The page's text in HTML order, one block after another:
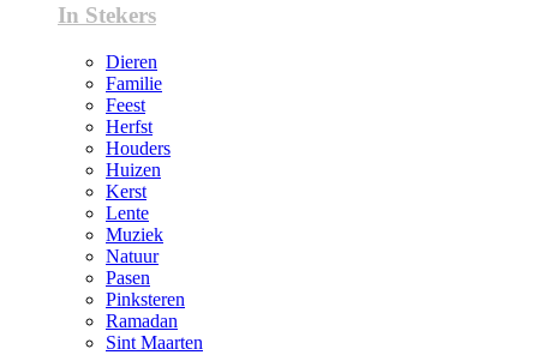
In Stekers
Dieren
Familie
Feest
Herfst
Houders
Huizen
Kerst
Lente
Muziek
Natuur
Pasen
Pinksteren
Ramadan
Sint Maarten